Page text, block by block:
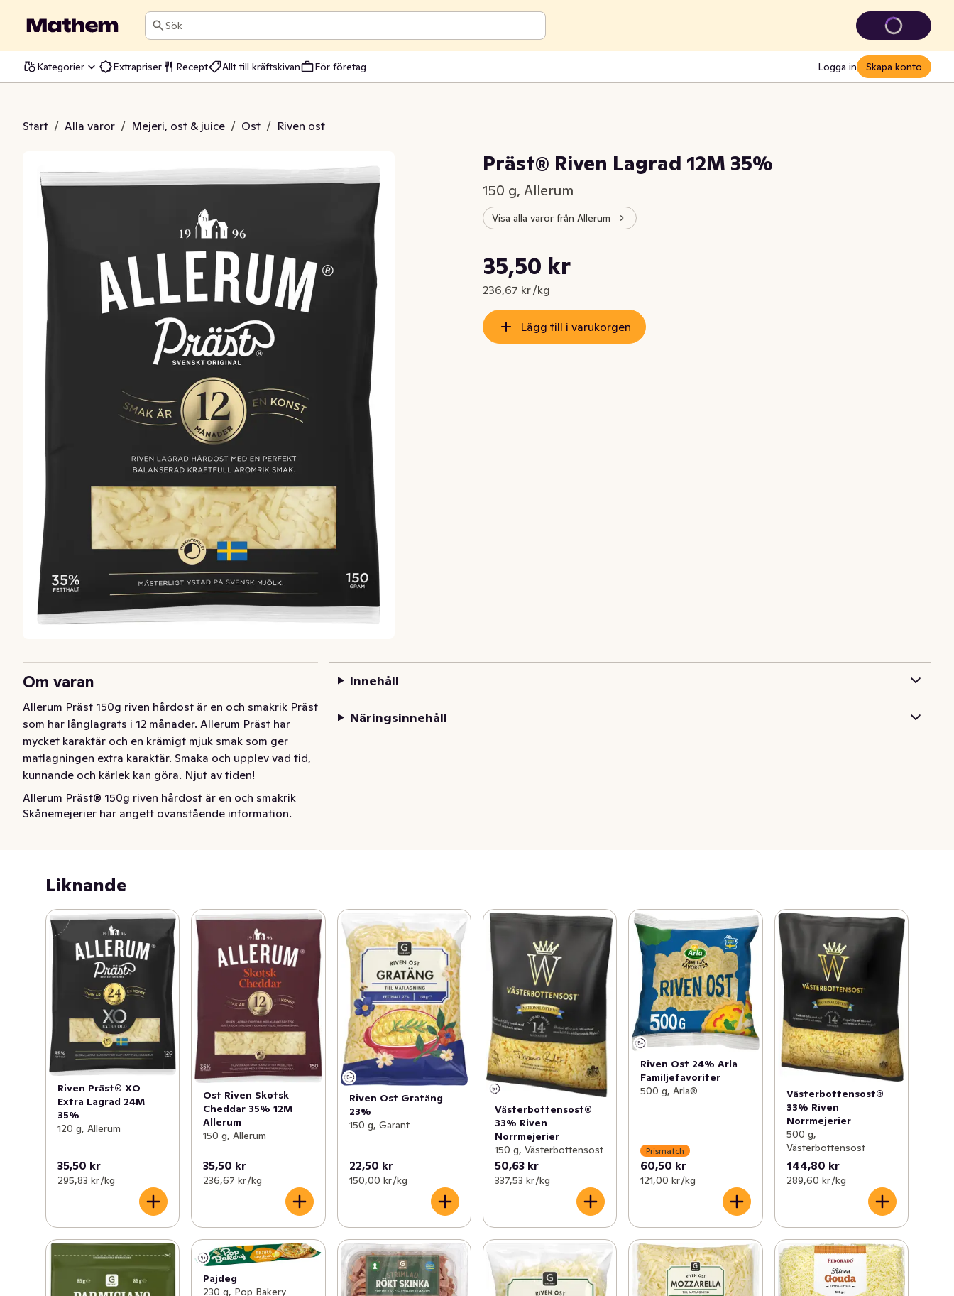
Sök
Kategorier Extrapriser Recept Allt till kräftskivan För företag Logga in Skapa konto
Start / Alla varor / Mejeri, ost & juice / Ost / Riven ost
Lagrad 12M 35%
Präst® Riven Lagrad 12M 35%
150 g, Allerum
Visa alla varor från Allerum
Nuvarande pris är: 35,50 kr
35,50 kr
236,67 kr /kg
Styckpris: 236,67 kr /kg
Lägg till i varukorgen
Om varan
Allerum Präst 150g riven hårdost är en och smakrik Präst
som har långlagrats i 12 månader. Allerum Präst har
mycket karaktär och en krämigt mjuk smak som ger
matlagningen extra karaktär. Smaka och upplev vad tid,
kunnande och kärlek kan göra. Njut av tiden!
Allerum Präst® 150g riven hårdost är en och smakrik
Präst som har långlagrats i 12 månader. Allerum Präst
alltid skriver under på. För oss är ost ett ständigt
Skånemejerier har angett ovanstående information.
Innehåll
Näringsinnehåll
Liknande
Riven Präst® XO
Extra Lagrad 24M
35%
120 g, Allerum
35,50 kr
295,83 kr /kg
Ost Riven Skotsk
Cheddar 35% 12M
Allerum
150 g, Allerum
35,50 kr
236,67 kr /kg
Riven Ost Gratäng
23%
150 g, Garant
22,50 kr
150,00 kr /kg
Västerbottensost®
33% Riven
Norrmejerier
150 g, Västerbottensost
50,63 kr
337,53 kr /kg
Riven Ost 24% Arla
Familjefavoriter
500 g, Arla®
Prismatch
60,50 kr
121,00 kr /kg
Västerbottensost®
33% Riven
Norrmejerier
500 g,
Västerbottensost
144,80 kr
289,60 kr /kg
Pajdeg
230 g, Pop Bakery